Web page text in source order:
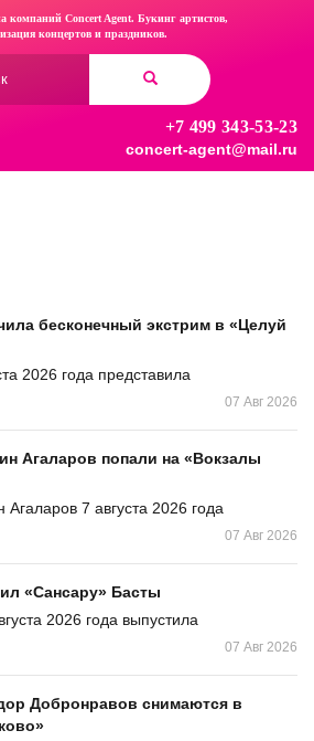
компаний Concert Agent. Букинг артистов,
концертов и праздников.
+7 499 343-53-23
concert-agent@mail.ru
бесконечный экстрим в «Целуй
2026 года представила
07 Авг 2026
Агаларов попали на «Вокзалы
7 августа 2026 года
07 Авг 2026
«Сансару» Басты
2026 года выпустила
07 Авг 2026
Добронравов снимаются в